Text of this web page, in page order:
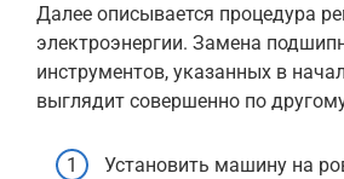
Далее описывается процедура
электроэнергии. Замена
инструментов, указанных в
выглядит совершенно по
Установить машину на